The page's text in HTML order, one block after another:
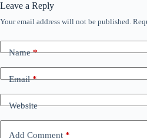
Leave a Reply
Your email address will not be published.
Name*
Email*
Website
Add Comment *